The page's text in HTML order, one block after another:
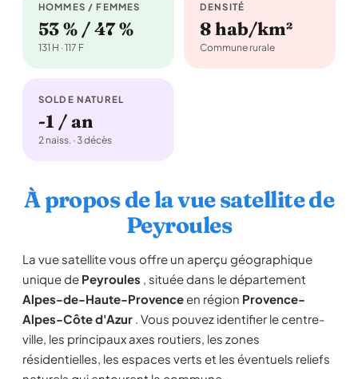
HOMMES / FEMMES
53 % / 47 %
131 H · 117 F
DENSITÉ
8 hab/km²
Commune rurale
SOLDE NATUREL
-1 / an
2 naiss. · 3 décès
À propos de la vue satellite de
Peyroules
La vue satellite vous offre un aperçu géographique
unique de Peyroules , située dans le département
Alpes-de-Haute-Provenceen région Provence-
Alpes-Côte d'Azur . Vous pouvez identifier le centre-
ville, les principaux axes routiers, les zones
résidentielles, les espaces verts et les éventuels reliefs